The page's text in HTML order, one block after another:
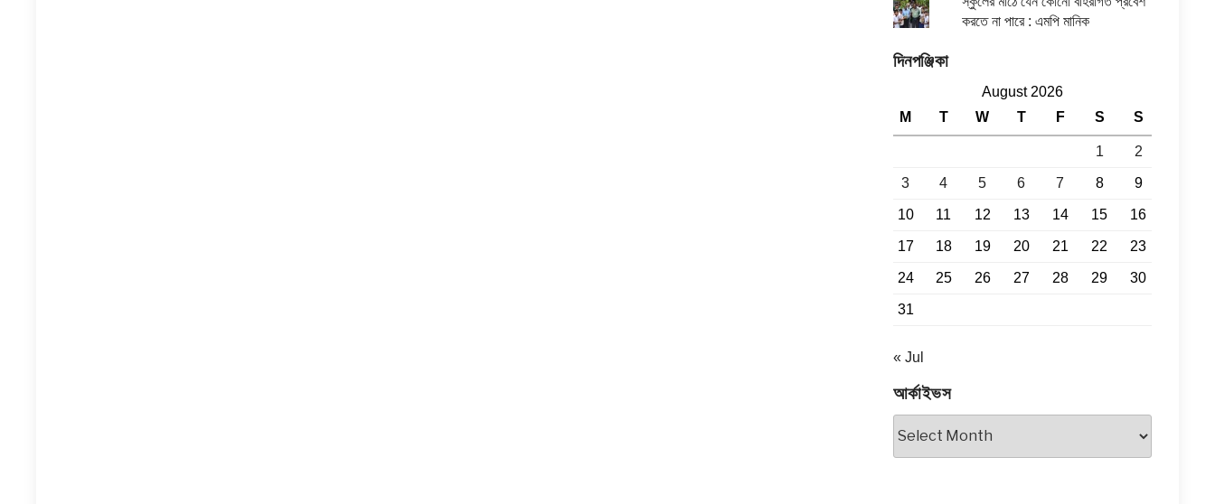
করতে না পারে : এমপি মানিক
দিনপঞ্জিকা
August 2026
M
T W T F S S
1 2
3 4 5 6 7 8 9
10 11 12 13 14 15 16
17 18 19 20 21 22 23
24 25 26 27 28 29 30
31
« Jul
আর্কাইভস